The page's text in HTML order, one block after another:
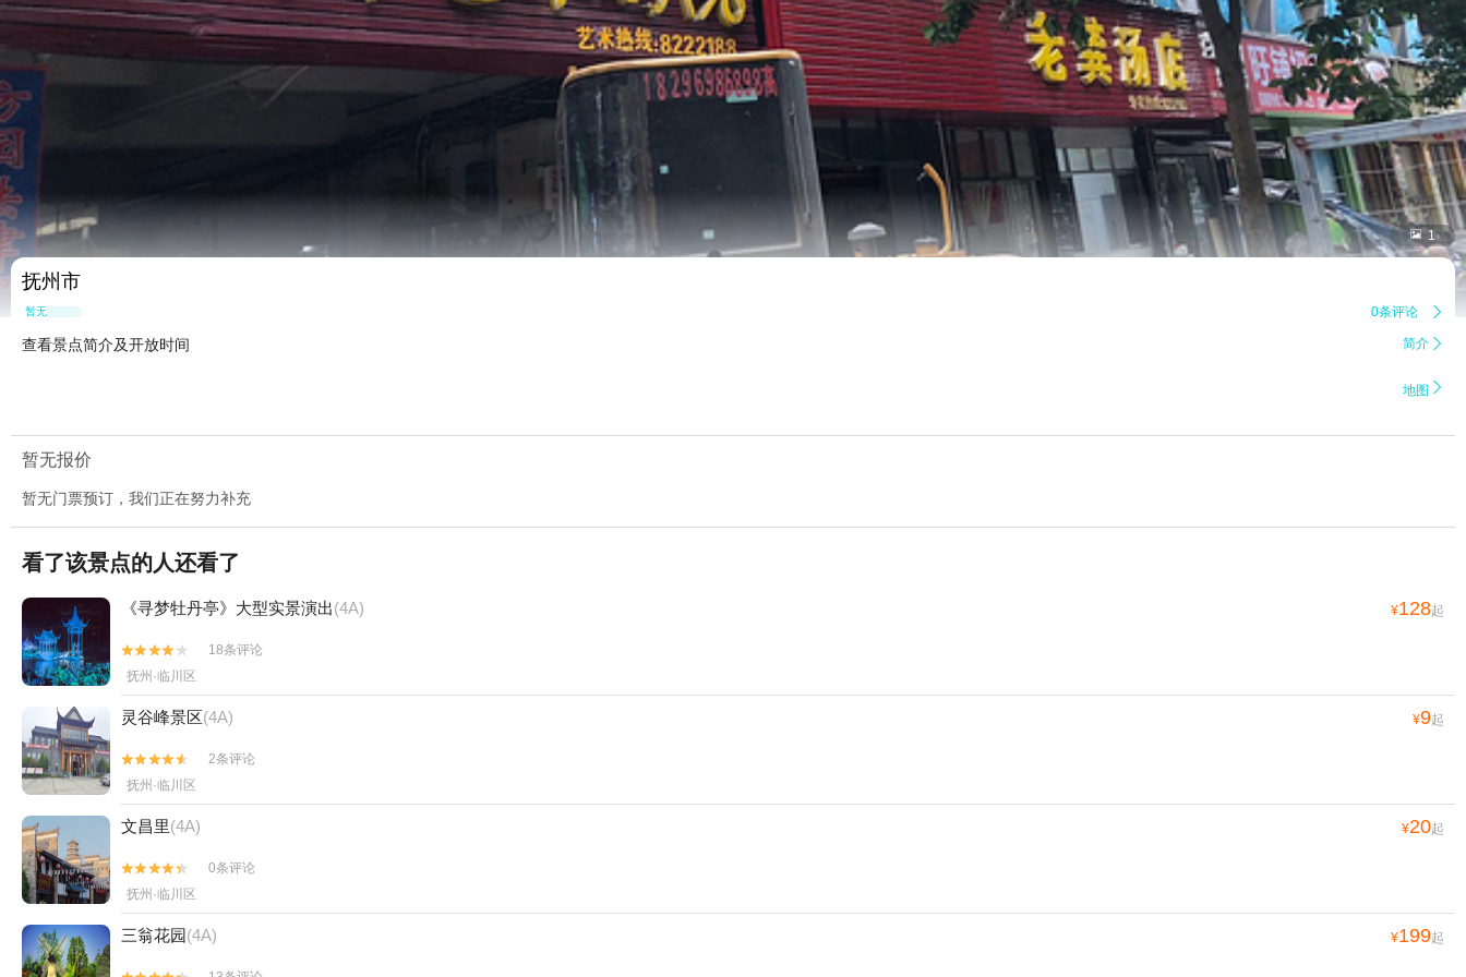
 1
抚州市
暂无点评 0条评论 
查看景点简介及开放时间 简介 
地图 
暂无报价
暂无门票预订，我们正在努力补充
看了该景点的人还看了
《寻梦牡丹亭》大型实景演出(4A) ¥128起


18条评论
抚州·临川区
灵谷峰景区(4A) ¥9起


2条评论
抚州·临川区
文昌里(4A) ¥20起


0条评论
抚州·临川区
三翁花园(4A) ¥199起